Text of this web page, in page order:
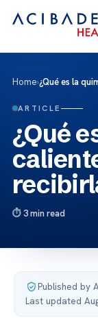
Home›¿Qué es la
ARTICLE
¿Qué
3 min read
Published by
Last updated